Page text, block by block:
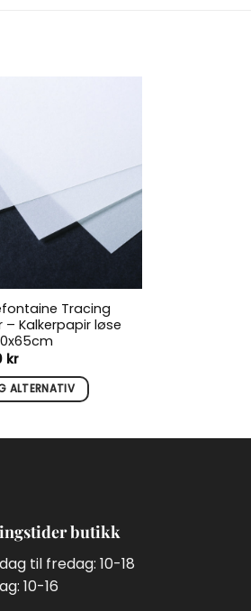
Tracing
– Kalkerpapir løse
kr
ALTERNATIV
butikk
til fredag: 10-18
10-16